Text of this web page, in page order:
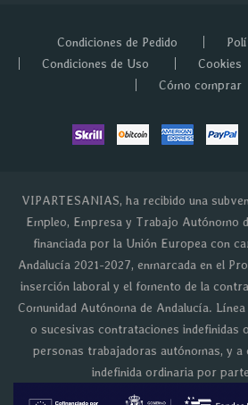
Condiciones de Pedido
Condiciones de Uso
Cookies
Cómo comprar
VIPARTESANIAS, ha recibido una
Empleo, Empresa y Trabajo Autónomo
financiada por la Unión Europea con
Andalucía 2021-2027, enmarcada en el
inserción laboral y el fomento de la
Comunidad Autónoma de Andalucía.
o sucesivas contrataciones indefinidas
personas trabajadoras autónomas, y
indefinida ordinaria por